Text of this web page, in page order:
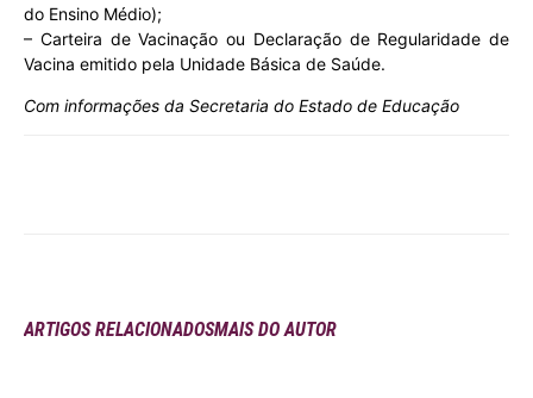
do Ensino Médio);
– Carteira de Vacinação ou Declaração de Regularidade de
Vacina emitido pela Unidade Básica de Saúde.
Com informações da Secretaria do Estado de Educação
ARTIGOS RELACIONADOSMAIS DO AUTOR